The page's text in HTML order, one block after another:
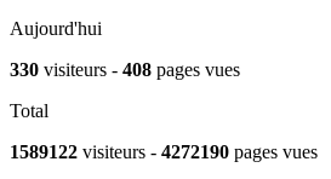
Aujourd'hui
330 visiteurs - 408 pages vues
Total
1589122 visiteurs - 4272190 pages vues